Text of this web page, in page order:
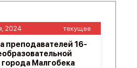
2024 текущее
преподавателей 16-
Малгобека